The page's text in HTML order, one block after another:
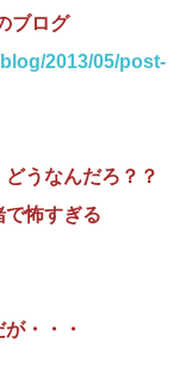
ブログ
2013/05/post-
うなんだろ？？
怖すぎる
・・・